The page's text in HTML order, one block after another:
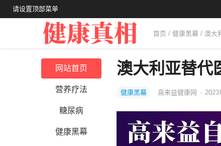
请设置顶部菜单
首页 / 健康黑幕 / 澳大
网站首页
营养疗法
糖尿病
健康黑幕
澳大利亚替代
健康黑幕 高来益健康网 · 2023